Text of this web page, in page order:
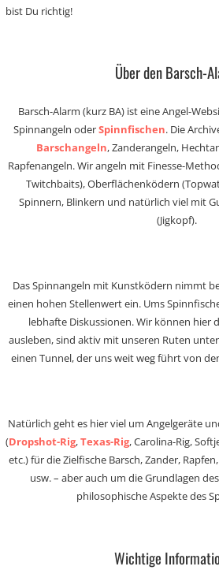
bist Du richtig!
Über den Barsch-
Barsch-Alarm (kurz BA) ist eine Angel-
Spinnangeln oderSpinnfischen. Die
Barschangeln, Zanderangeln,
Rapfenangeln. Wir angeln mit Finesse-
Twitchbaits), Oberflächenködern
Spinnern, Blinkern und natürlich viel mit
(Jigkopf).
Das Spinnangeln mit Kunstködern nimmt
einen hohen Stellenwert ein. Ums
lebhafte Diskussionen. Wir können hier
ausleben, sind aktiv mit unseren Ruten
einen Tunnel, der uns weit weg führt von
Natürlich geht es hier viel um Angelgeräte
(Dropshot-Rig,Texas-Rig, Carolina-Rig,
etc.) für die Zielfische Barsch, Zander,
usw. – aber auch um die Grundlagen
philosophische Aspekte des
Wichtige